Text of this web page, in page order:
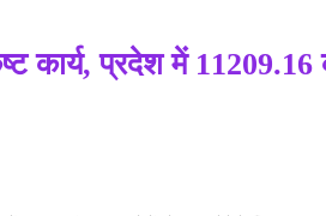
कार्य, प्रदेश में